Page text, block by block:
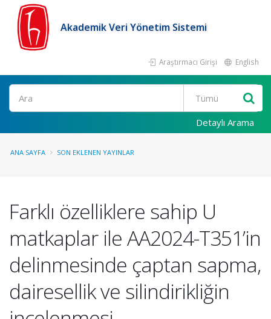
Akademik Veri Yönetim Sistemi
Araştırmacı Girişi English
Ara
Detaylı Arama
ANA SAYFA SON EKLENEN YAYINLAR
Farklı özelliklere sahip U
matkaplar ile AA2024-T351’in
delinmesinde çaptan sapma,
dairesellik ve silindirikliğin